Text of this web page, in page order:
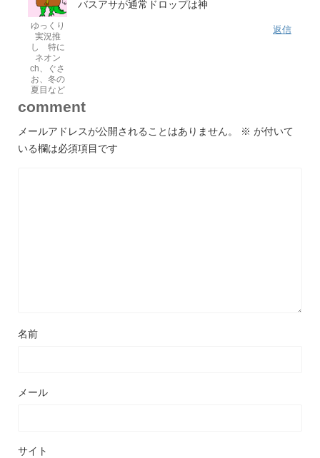
ゆっくり
実況推
し 特に
ネオン
ch、ぐさ
お、冬の
夏目など
バスアサが通常ドロップは神
返信
comment
メールアドレスが公開されることはありません。 ※ が付いて
いる欄は必須項目です
名前
メール
サイト